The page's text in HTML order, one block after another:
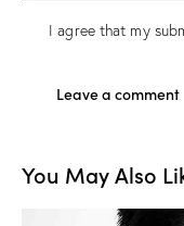
I agree that my
You May Also